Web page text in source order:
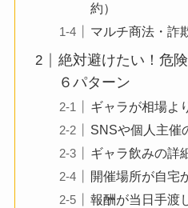
約）
マルチ商法・詐
絶対避けたい！危
６パターン
ギャラが相場よ
SNSや個人主催
ギャラ飲みの詳
開催場所が自宅
報酬が当日手渡